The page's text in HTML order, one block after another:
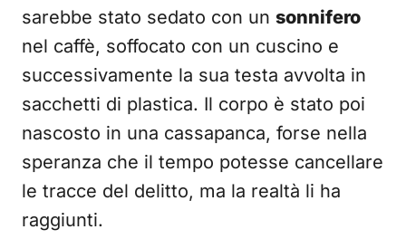
sarebbe stato sedato con un sonnifero
nel caffè, soffocato con un cuscino e
successivamente la sua testa avvolta in
sacchetti di plastica. Il corpo è stato poi
nascosto in una cassapanca, forse nella
speranza che il tempo potesse cancellare
le tracce del delitto, ma la realtà li ha
raggiunti.